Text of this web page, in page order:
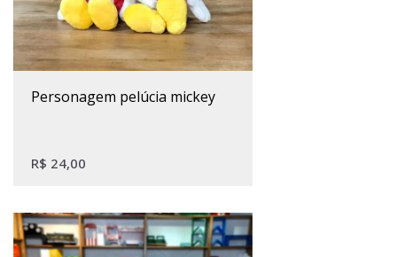
personagem pelúcia mickey
R$ 24,00